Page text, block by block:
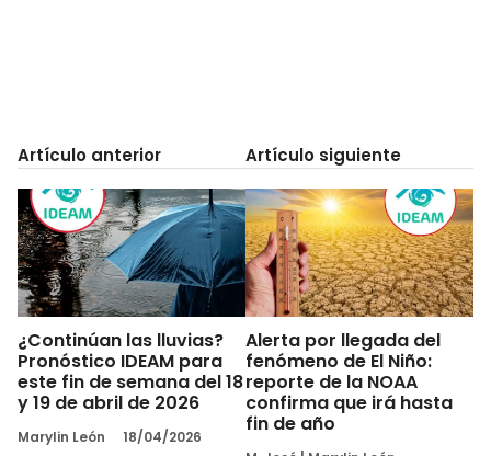
Artículo anterior
¿Continúan las lluvias?
Pronóstico IDEAM para
este fin de semana del 18
y 19 de abril de 2026
Marylin León 18/04/2026
Artículo siguiente
Alerta por llegada del
fenómeno de El Niño:
reporte de la NOAA
confirma que irá hasta
fin de año